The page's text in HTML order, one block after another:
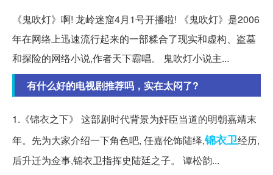
《鬼吹灯》啊! 龙岭迷窟4月1号开播啦! 《鬼吹灯》是2006
年在网络上迅速流行起来的一部糅合了现实和虚构、盗墓
和探险的网络小说,作者天下霸唱。 鬼吹灯小说主...
有什么好的电视剧推荐吗，实在太闷了?
1.《锦衣之下》 这部剧时代背景为奸臣当道的明朝嘉靖末
年。先为大家介绍一下角色吧, 任嘉伦饰陆绎,锦衣卫经历,
后升迁为佥事,锦衣卫指挥史陆廷之子。 谭松韵...